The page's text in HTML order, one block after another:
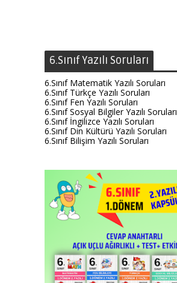
6.Sınıf Yazılı Soruları
6.Sınıf Matematik Yazılı Soruları
6.Sınıf Türkçe Yazılı Soruları
6.Sınıf Fen Yazılı Soruları
6.Sınıf Sosyal Bilgiler Yazılı Soruları
6.Sınıf İngilizce Yazılı Soruları
6.Sınıf Din Kültürü Yazılı Soruları
6.Sınıf Bilişim Yazılı Soruları